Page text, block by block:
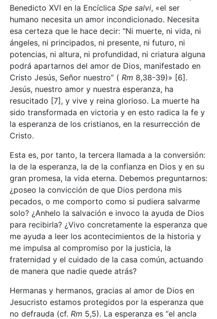
Benedicto XVI en la Encíclica Spe salvi, «el ser
humano necesita un amor incondicionado. Necesita
esa certeza que le hace decir: “Ni muerte, ni vida, ni
ángeles, ni principados, ni presente, ni futuro, ni
potencias, ni altura, ni profundidad, ni criatura alguna
podrá apartarnos del amor de Dios, manifestado en
Cristo Jesús, Señor nuestro” ( Rm 8,38-39)» [6].
Jesús, nuestro amor y nuestra esperanza, ha
resucitado [7], y vive y reina glorioso. La muerte ha
sido transformada en victoria y en esto radica la fe y
la esperanza de los cristianos, en la resurrección de
Cristo.
Esta es, por tanto, la tercera llamada a la conversión:
la de la esperanza, la de la confianza en Dios y en su
gran promesa, la vida eterna. Debemos preguntarnos:
¿poseo la convicción de que Dios perdona mis
pecados, o me comporto como si pudiera salvarme
solo? ¿Anhelo la salvación e invoco la ayuda de Dios
para recibirla? ¿Vivo concretamente la esperanza que
me ayuda a leer los acontecimientos de la historia y
me impulsa al compromiso por la justicia, la
fraternidad y el cuidado de la casa común, actuando
de manera que nadie quede atrás?
Hermanas y hermanos, gracias al amor de Dios en
Jesucristo estamos protegidos por la esperanza que
no defrauda (cf. Rm 5,5). La esperanza es “el ancla